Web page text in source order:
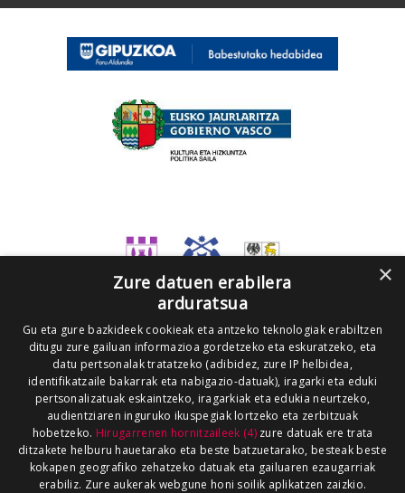
×
Zure datuen erabilera
arduratsua
Gu eta gure bazkideek cookieak eta antzeko teknologiak erabiltzen
ditugu zure gailuan informazioa gordetzeko eta eskuratzeko, eta
datu pertsonalak tratatzeko (adibidez, zure IP helbidea,
identifikatzaile bakarrak eta nabigazio-datuak), iragarki eta eduki
pertsonalizatuak eskaintzeko, iragarkiak eta edukia neurtzeko,
audientziaren inguruko ikuspegiak lortzeko eta zerbitzuak
hobetzeko. Hirugarrenen hornitzaileek (4)zure datuak ere trata
ditzakete helburu hauetarako eta beste batzuetarako, besteak beste
kokapen geografiko zehatzeko datuak eta gailuaren ezaugarriak
erabiliz. Zure aukerak webgune honi soilik aplikatzen zaizkio.